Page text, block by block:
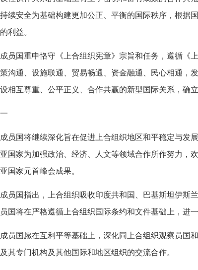
续安全为基础构建更加公正、平衡的国际秩序，根据
利益。
员国重申恪守《上合组织宪章》宗旨和任务，遵循《
沟通、设施联通、贸易畅通、资金融通、民心相通，
相互尊重、公平正义、合作共赢的新型国际关系，确
员国将继续深化旨在促进上合组织地区和平稳定与发
国家为加强政治、经济、人文等领域合作所作努力，
国家元首峰会成果。
员国指出，上合组织吸收印度共和国、巴基斯坦伊斯
国将在严格遵循上合组织国际条约和文件基础上，进
员国愿在互利平等基础上，深化同上合组织观察员国
其专门机构及其他国际和地区组织的交流合作。